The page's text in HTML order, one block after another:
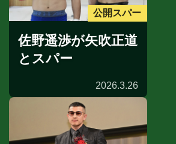
公開スパー
佐野遥渉が矢吹正道
とスパー
2026.3.26